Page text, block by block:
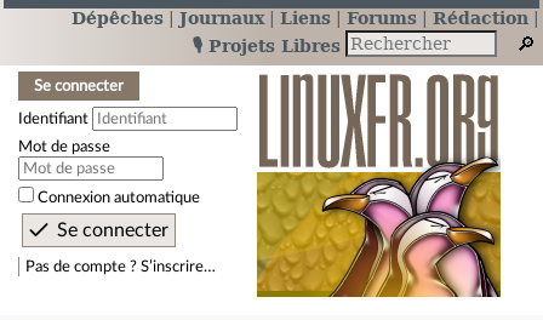
Dépêches Journaux Liens Forums
Rédaction
🎙️ Projets Libres
Se connecter
Identifiant
Mot de passe
Connexion automatique
Pas de compte ? S’inscrire…